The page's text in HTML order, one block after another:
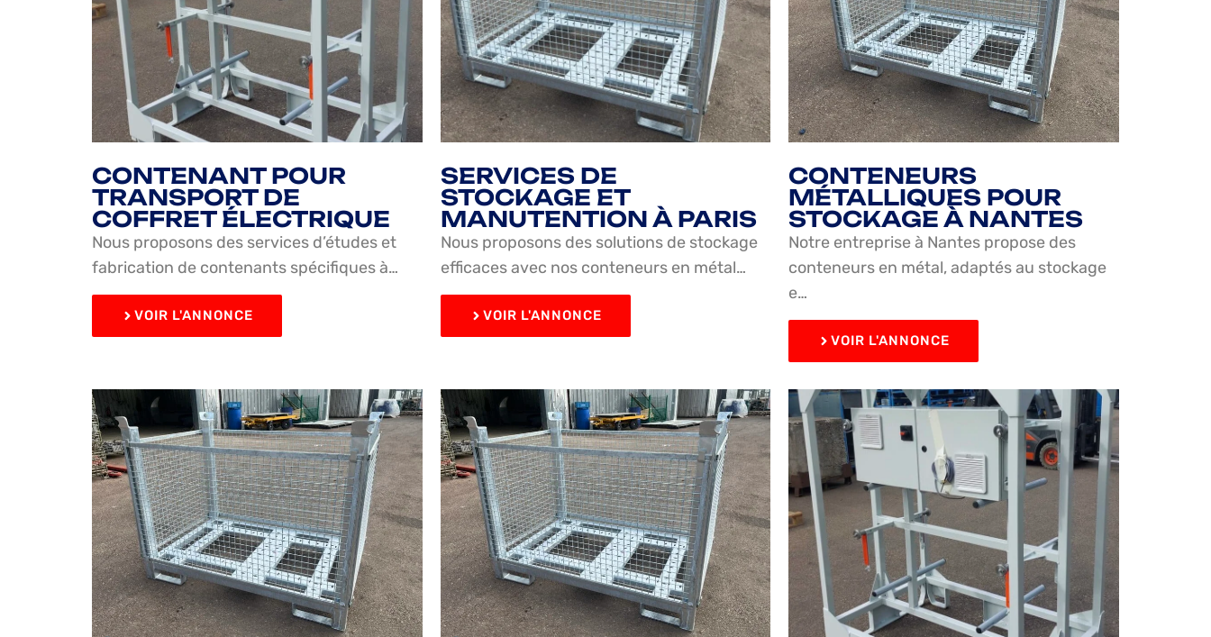
CONTENANT POUR
TRANSPORT DE
COFFRET ÉLECTRIQUE
Nous proposons des services d’études et
fabrication de contenants spécifiques à…
VOIR L'ANNONCE
SERVICES DE
STOCKAGE ET
MANUTENTION À PARIS
Nous proposons des solutions de stockage
efficaces avec nos conteneurs en métal…
VOIR L'ANNONCE
CONTENEURS
MÉTALLIQUES POUR
STOCKAGE À NANTES
Notre entreprise à Nantes propose des
conteneurs en métal, adaptés au stockage
e…
VOIR L'ANNONCE